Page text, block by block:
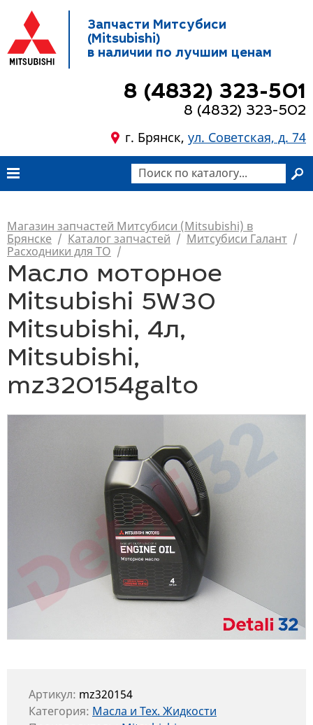
Запчасти Митсубиси
(Mitsubishi)
в наличии по лучшим ценам
8 (4832) 323-501
8 (4832) 323-502
г. Брянск, ул. Советская, д. 74
Магазин запчастей Митсубиси (Mitsubishi) в
Брянске / Каталог запчастей / Митсубиси Галант /
Расходники для ТО /
Масло моторное
Mitsubishi 5W30
Mitsubishi, 4л,
Mitsubishi,
mz320154galto
Артикул: mz320154
Категория: Масла и Тех. Жидкости